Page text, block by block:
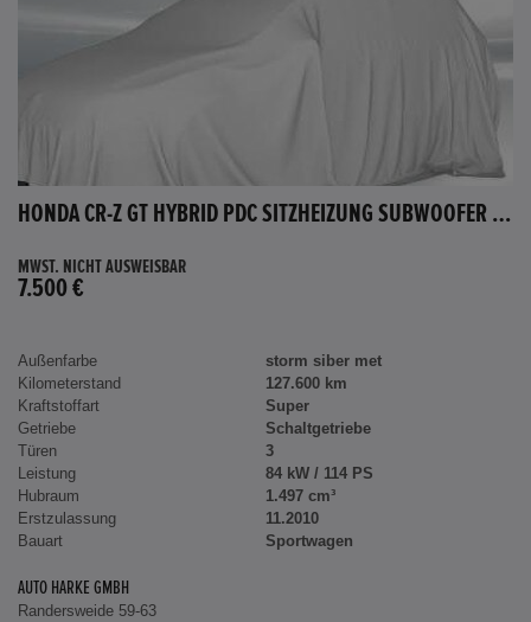
HONDA CR-Z GT HYBRID PDC SITZHEIZUNG SUBWOOFER BLUETOOTH
MWST. NICHT AUSWEISBAR
7.500 €
Außenfarbe
storm siber met
Kilometerstand
127.600 km
Kraftstoffart
Super
Getriebe
Schaltgetriebe
Türen
3
Leistung
84 kW / 114 PS
Hubraum
1.497 cm³
Erstzulassung
11.2010
Bauart
Sportwagen
AUTO HARKE GMBH
Randersweide 59-63